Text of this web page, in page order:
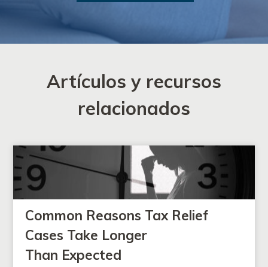
Artículos y recursos
relacionados
Common Reasons Tax Relief
Cases Take Longer
Than Expected